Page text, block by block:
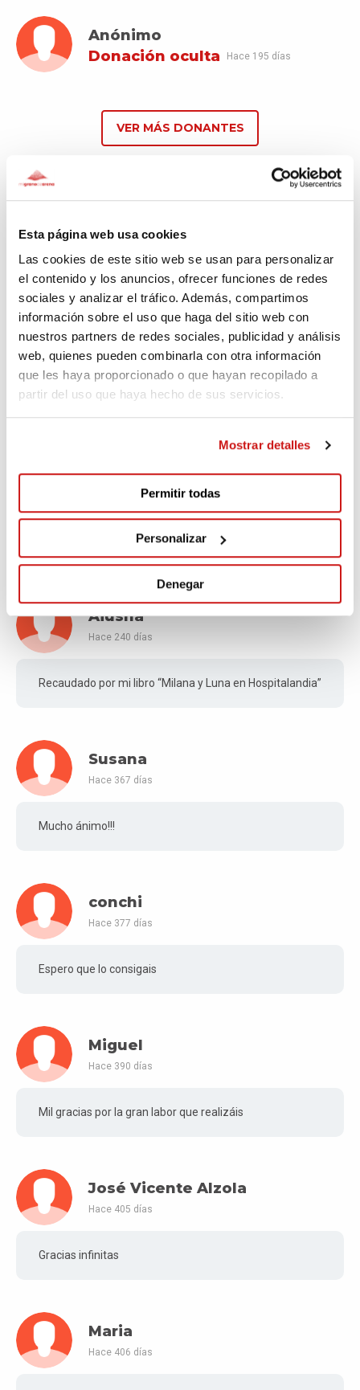
Esta página web usa cookies
Las cookies de este sitio web se usan para personalizar
el contenido y los anuncios, ofrecer funciones de redes
sociales y analizar el tráfico. Además, compartimos
información sobre el uso que haga del sitio web con
nuestros partners de redes sociales, publicidad y análisis
web, quienes pueden combinarla con otra información
que les haya proporcionado o que hayan recopilado a
partir del uso que haya hecho de sus servicios.
Mostrar detalles
Permitir todas
Personalizar
Denegar
Anónimo
Donación oculta
Hace 195 días
VER MÁS DONANTES
Comentarios (10)
ClicClips
Hace 80 días
Desde ClicClips queremos dar las gracias a todas las
personas que han comprado Cuento Solidario Pompas
de Jabón.
Desde ClicClips realizamos esta donación a Familias GA,
procedente de la recaudación solidaria obtenida con la
venta del cuento Pompas de Jabón. Cada ejemplar
vendido ha sido mucho más que un cuento: ha sido
apoyo, visibilidad y esperanza.
Aiusha
Hace 240 días
Recaudado por mi libro “Milana y Luna en Hospitalandia”
Susana
Hace 367 días
Mucho ánimo!!!
conchi
Hace 377 días
Espero que lo consigais
Miguel
Hace 390 días
Mil gracias por la gran labor que realizáis
José Vicente Alzola
Hace 405 días
Gracias infinitas
Maria
Hace 406 días